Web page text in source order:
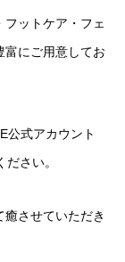
ットケア・フェ
富にご用意してお
公式アカウント
さい。
させていただき